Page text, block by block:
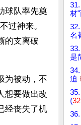
球队率先奠
过神来。
的支离破
为被动，不
想要做出改
经丧失了机
材
名
是
迫
(